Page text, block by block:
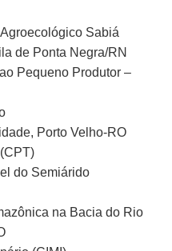
Sabiá
de Ponta Negra/RN
Pequeno Produtor –
Porto Velho-RO
do Semiárido
na Bacia do Rio